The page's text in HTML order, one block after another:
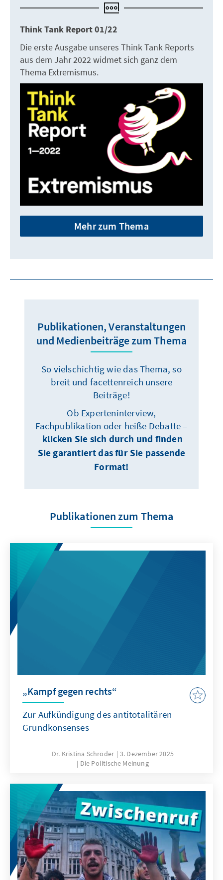
Think Tank Report 01/22
Die erste Ausgabe unseres Think Tank Reports
aus dem Jahr 2022 widmet sich ganz dem
Thema Extremismus.
Mehr zum Thema
Publikationen, Veranstaltungen
und Medienbeiträge zum Thema
So vielschichtig wie das Thema, so
breit und facettenreich unsere
Beiträge!
Ob Experteninterview,
Fachpublikation oder heiße Debatte –
klicken Sie sich durch und finden
Sie garantiert das für Sie passende
Format!
Publikationen zum Thema
„Kampf gegen rechts“
Zur Aufkündigung des antitotalitären
Grundkonsenses
Dr. Kristina Schröder
3. Dezember 2025
Die Politische Meinung